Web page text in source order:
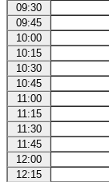
09:30
09:45
10:00
10:15
10:30
10:45
11:00
11:15
11:30
11:45
12:00
12:15